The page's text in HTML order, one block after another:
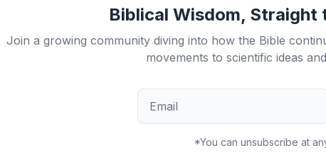
Biblical Wisdom, Straight
Join a growing community diving into how the Bible
movements to scientific ideas
*You can unsubscribe at